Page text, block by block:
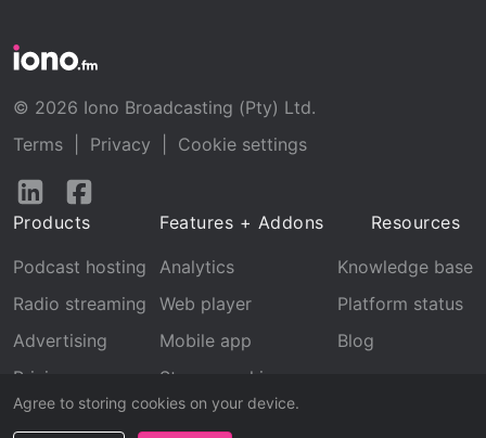
Agree to storing cookies on your device.
© 2026 Iono Broadcasting (Pty) Ltd.
Terms
Privacy
Cookie settings
Follow
LinkedInFacebook
Products
Podcast hosting
Radio streaming
Advertising
Pricing
Features + Addons
Analytics
Web player
Mobile app
Stream archive
Recognition
Resources
Knowledge base
Platform status
Blog